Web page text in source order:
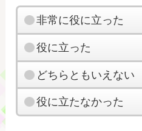
非常に役に立った
役に立った
どちらともいえない
役に立たなかった